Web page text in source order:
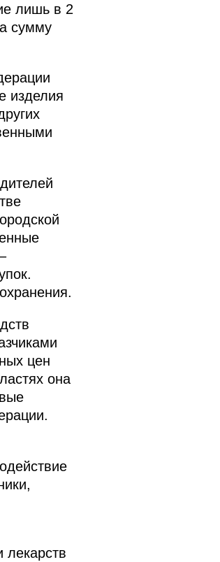
лишь в 2
сумму
изделия
цен
она
лекарств